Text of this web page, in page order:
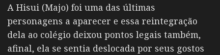
A Hisui (Majo) foi uma das últimas
personagens a aparecer e essa reintegração
dela ao colégio deixou pontos legais também,
afinal, ela se sentia deslocada por seus gostos